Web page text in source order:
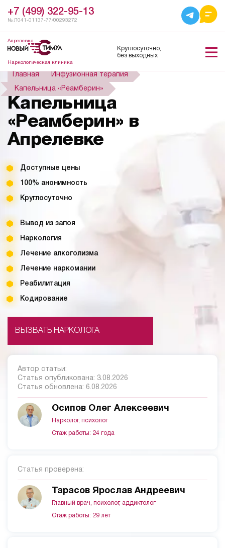
+7 (499) 322-95-13
№ Л041-01137-77/00293272
Апрелевка
Наркологическая клиника
Круглосуточно,
без выходных
Главная Инфузионная терапия
Капельница «Реамберин»
Капельница
«Реамберин» в
Апрелевке
Доступные цены
100% анонимность
Круглосуточно
Вывод из запоя
Наркология
Лечение алкоголизма
Лечение наркомании
Реабилитация
Кодирование
ВЫЗВАТЬ НАРКОЛОГА
Автор статьи:
Статья опубликована: 3.08.2026
Статья обновлена: 6.08.2026
Осипов Олег Алексеевич
Нарколог, психолог
Стаж работы: 24 года
Статья проверена:
Тарасов Ярослав Андреевич
Главный врач, психолог, аддиктолог
Стаж работы: 29 лет